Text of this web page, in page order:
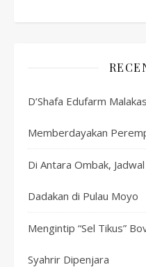
D’Shafa Edufarm
Memberdayakan
Di Antara Ombak,
Dadakan di Pulau Moyo
Mengintip “Sel Tikus”
Syahrir Dipenjara